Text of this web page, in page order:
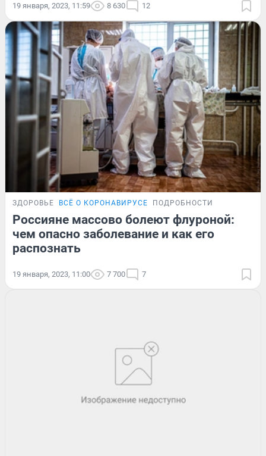
19 января, 2023, 11:59 8 630 12
ЗДОРОВЬЕ ВСЁ О КОРОНАВИРУСЕ ПОДРОБНОСТИ
Россияне массово болеют флуроной:
чем опасно заболевание и как его
распознать
19 января, 2023, 11:00 7 700 7